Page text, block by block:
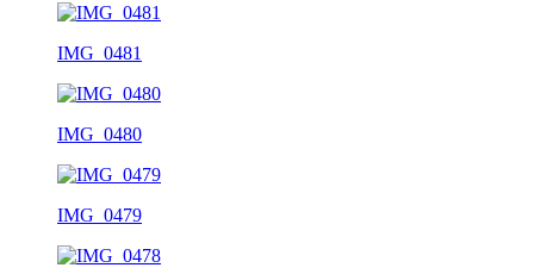
IMG_0481
IMG_0480
IMG_0479